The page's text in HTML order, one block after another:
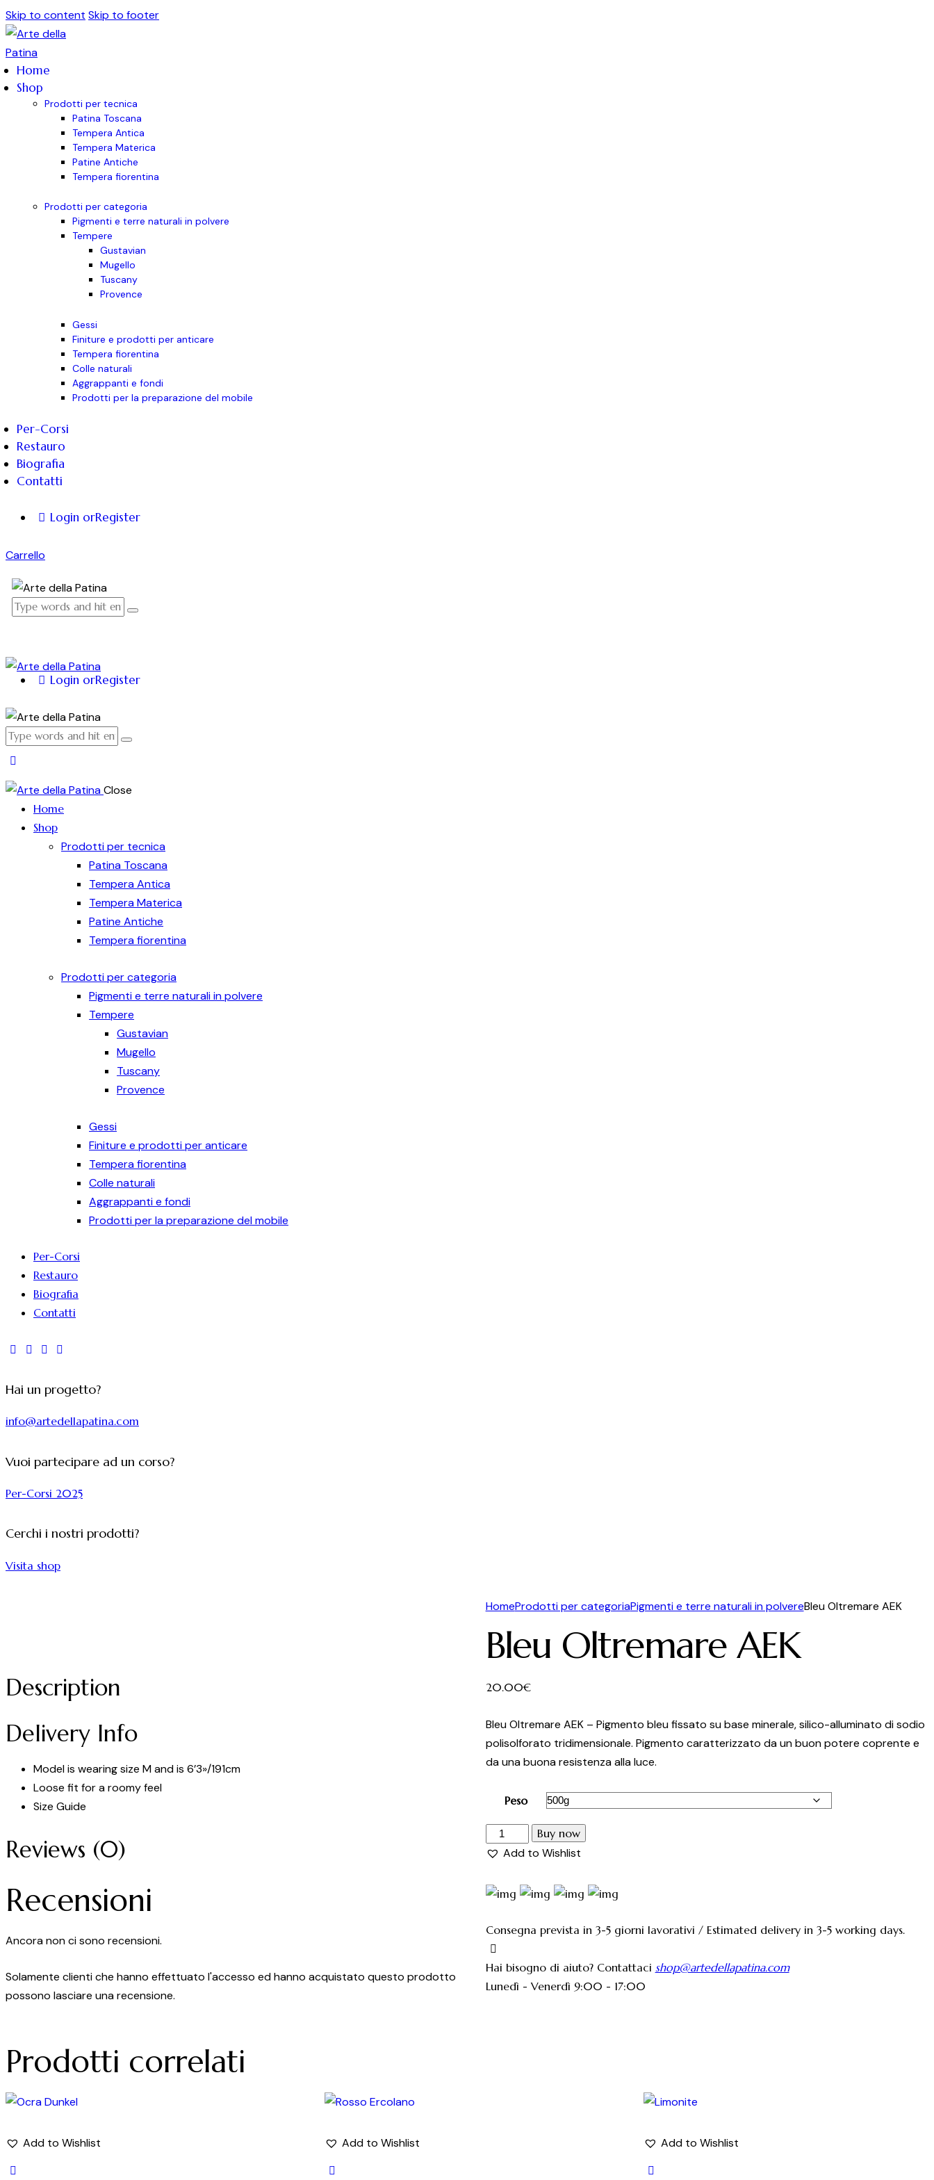
Skip to content Skip to footer
Home
Shop
Prodotti per tecnica
Patina Toscana
Tempera Antica
Tempera Materica
Patine Antiche
Tempera fiorentina
Prodotti per categoria
Pigmenti e terre naturali in polvere
Tempere
Gustavian
Mugello
Tuscany
Provence
Gessi
Finiture e prodotti per anticare
Tempera fiorentina
Colle naturali
Aggrappanti e fondi
Prodotti per la preparazione del mobile
Per-Corsi
Restauro
Biografia
Contatti
Login orRegister
Carrello
Login orRegister
Close
Home
Shop
Prodotti per tecnica
Patina Toscana
Tempera Antica
Tempera Materica
Patine Antiche
Tempera fiorentina
Prodotti per categoria
Pigmenti e terre naturali in polvere
Tempere
Gustavian
Mugello
Tuscany
Provence
Gessi
Finiture e prodotti per anticare
Tempera fiorentina
Colle naturali
Aggrappanti e fondi
Prodotti per la preparazione del mobile
Per-Corsi
Restauro
Biografia
Contatti
Hai un progetto?
info@artedellapatina.com
Vuoi partecipare ad un corso?
Per-Corsi 2025
Cerchi i nostri prodotti?
Visita shop
HomeProdotti per categoriaPigmenti e terre naturali in polvereBleu Oltremare AEK
Bleu Oltremare AEK
20.00€
Bleu Oltremare AEK – Pigmento bleu fissato su base minerale, silico-alluminato di sodio
polisolforato tridimensionale. Pigmento caratterizzato da un buon potere coprente e
da una buona resistenza alla luce.
Peso
Bleu
Oltremare
quantità
Buy now
Add to Wishlist
Consegna prevista in 3-5 giorni lavorativi / Estimated delivery in 3-5 working days.
Hai bisogno di aiuto? Contattaci shop@artedellapatina.com
Lunedì - Venerdì 9:00 - 17:00
Description
Delivery Info
Model is wearing size M and is 6’3»/191cm
Loose fit for a roomy feel
Size Guide
Reviews (0)
Recensioni
Ancora non ci sono recensioni.
Solamente clienti che hanno effettuato l'accesso ed hanno acquistato questo prodotto
possono lasciare una recensione.
Prodotti correlati
Add to Wishlist Add to Wishlist Add to Wishlist